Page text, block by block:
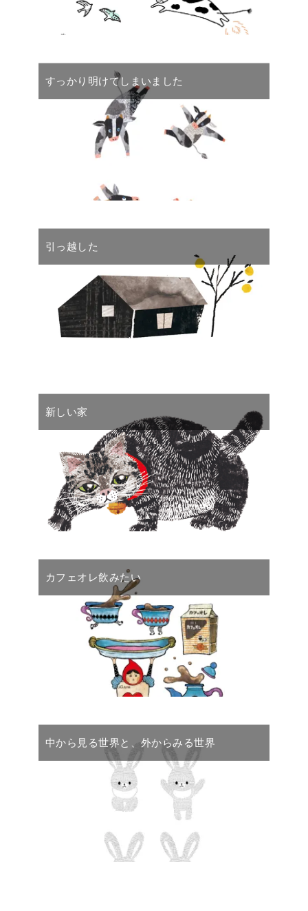
すっかり明けてしまいました
引っ越した
新しい家
カフェオレ飲みたい
中から見る世界と、外からみる世界